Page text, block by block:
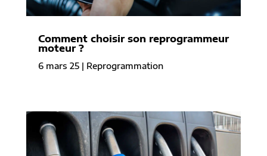
Comment choisir son reprogrammeur
moteur ?
6 mars 25| Reprogrammation